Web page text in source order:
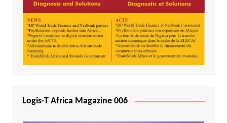
Logis-T Africa Magazine 006